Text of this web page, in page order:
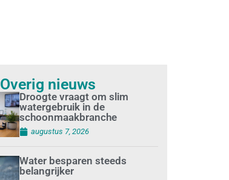
Overig nieuws
Droogte vraagt om slim
watergebruik in de
schoonmaakbranche
augustus 7, 2026
Water besparen steeds
belangrijker